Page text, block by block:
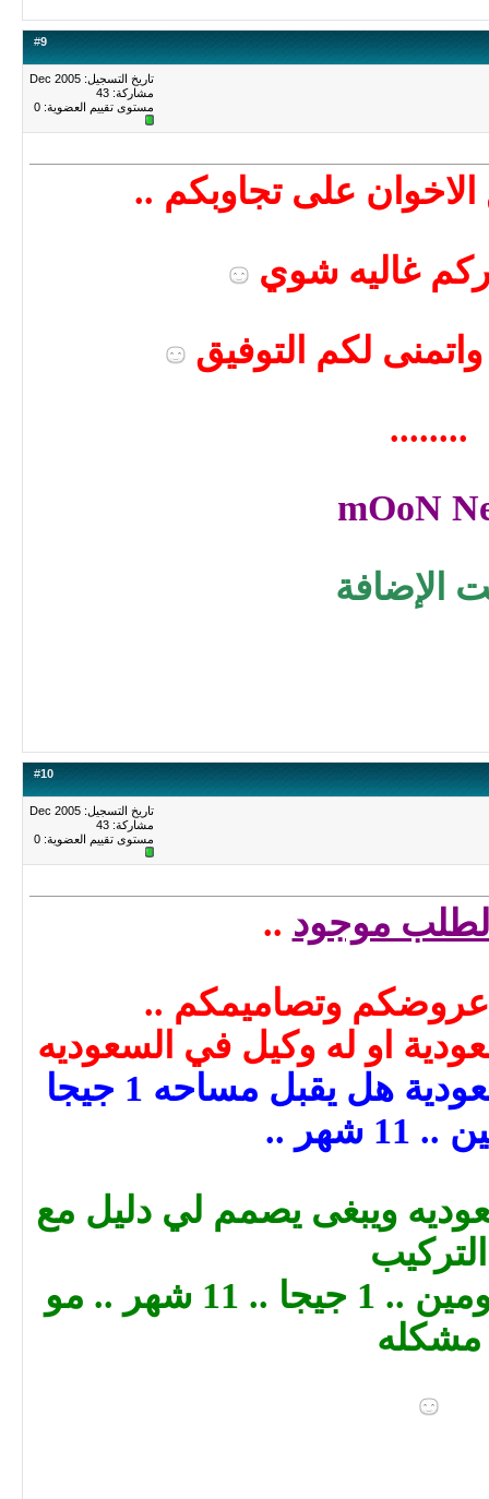
#9
تاريخ التسجيل: Dec 2005
مشاركة: 43
مستوى تقييم العضوية: 0
على تجاوبكم ..
غاليه شوي
لكم التوفيق
........
mOoN
الإضافة
#10
تاريخ التسجيل: Dec 2005
مشاركة: 43
مستوى تقييم العضوية: 0
موجود ..
عروضكم وتصاميمكم ..
او له وكيل في السعوديه
واذا كان من خارج السعودية هل يقبل مساحه 1 جيجا
شهر ..
ويبغى يصمم لي دليل مع
التركيب
بـ فلوس او مساحه ودومين .. 1 جيجا .. 11 شهر .. مو
مشكله